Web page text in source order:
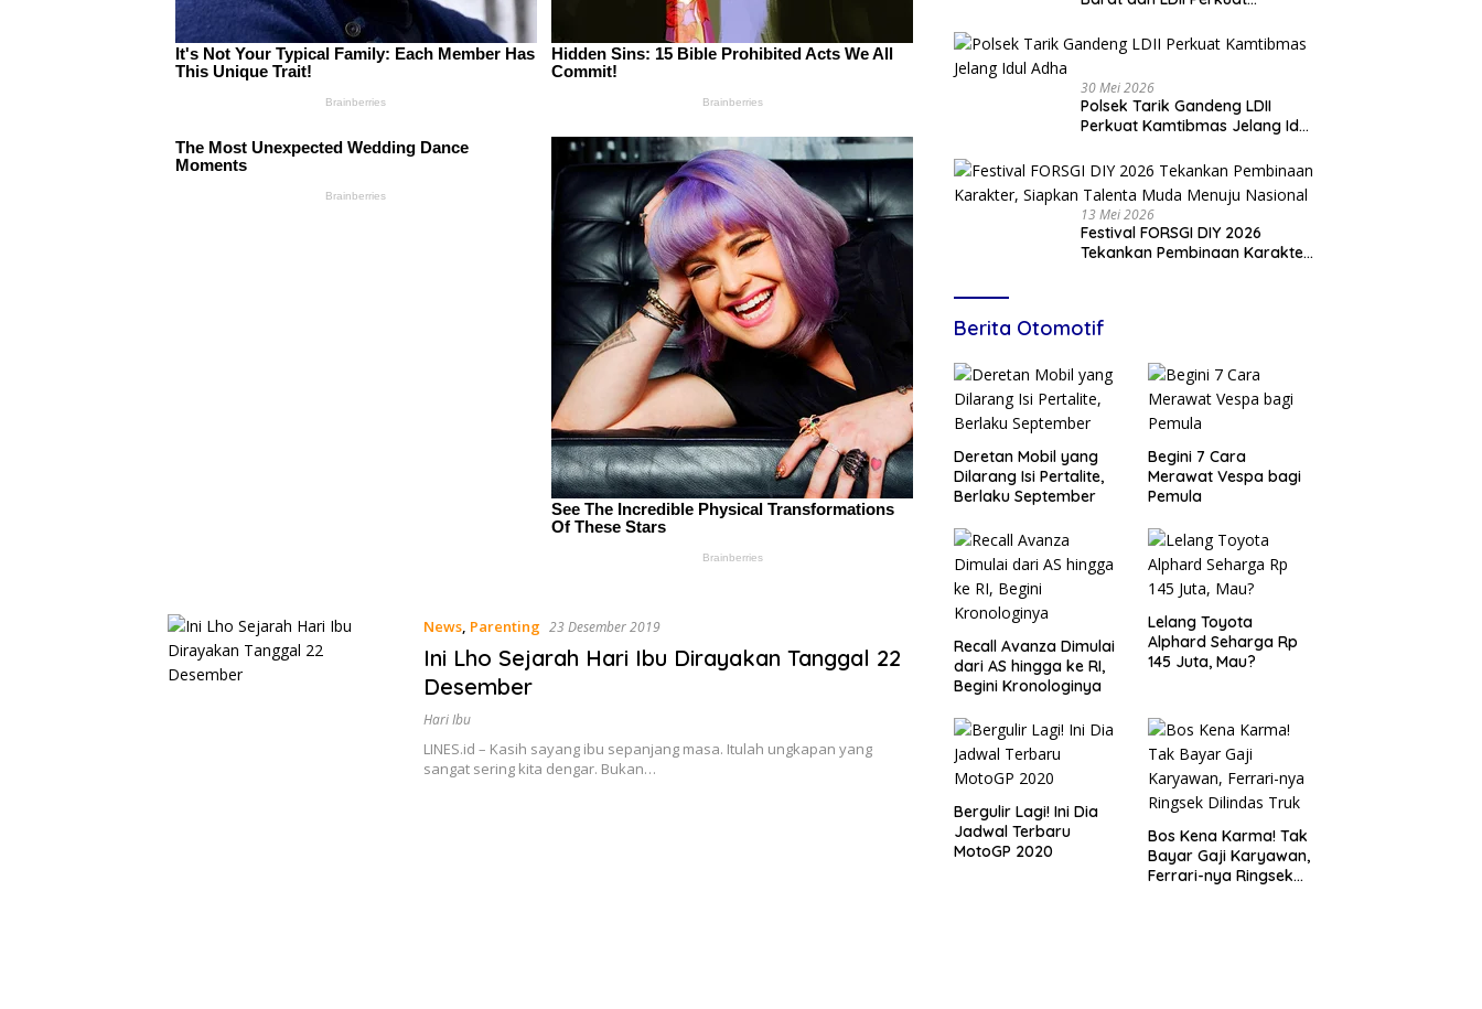
News, Parenting 23 Desember 2019
Ini Lho Sejarah Hari Ibu Dirayakan Tanggal 22
Desember
Hari Ibu
LINES.id – Kasih sayang ibu sepanjang masa. Itulah ungkapan yang
sangat sering kita dengar. Bukan…
Penyuluhan Hukum Empat Pilar
Kebangsaan
30 Mei 2026
Polsek Tarik Gandeng LDII
Perkuat Kamtibmas Jelang Idul
13 Mei 2026
Festival FORSGI DIY 2026
Tekankan Pembinaan Karakter,
Berita Otomotif
Deretan Mobil yang
Dilarang Isi Pertalite,
Berlaku September
Begini 7 Cara
Merawat Vespa bagi
Pemula
Recall Avanza Dimulai
dari AS hingga ke RI,
Begini Kronologinya
Lelang Toyota
Alphard Seharga Rp
145 Juta, Mau?
Bergulir Lagi! Ini Dia
Jadwal Terbaru
MotoGP 2020
Bos Kena Karma! Tak
Bayar Gaji Karyawan,
Ferrari-nya Ringsek